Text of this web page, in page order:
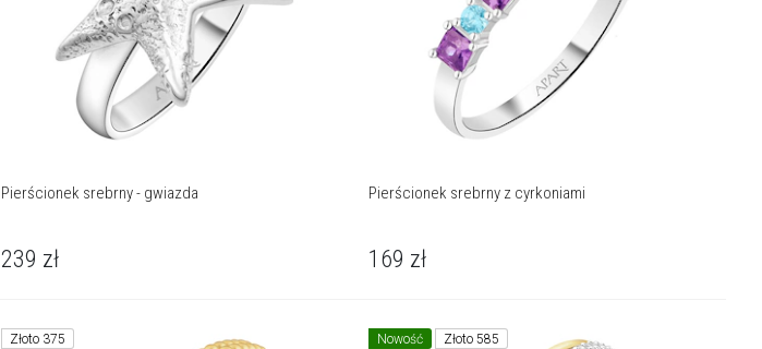
Pierścionek srebrny - gwiazda
239 zł
Pierścionek srebrny z cyrkoniami
169 zł
Złoto 375 Nowość Złoto 585